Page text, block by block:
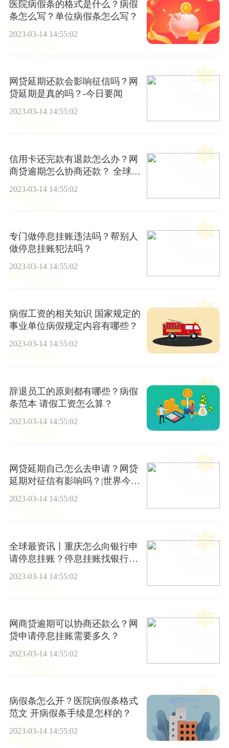
医院病假条的格式是什么？病假
条怎么写？单位病假条怎么写？
2023-03-14 14:55:02
网贷延期还款会影响征信吗？网
贷延期是真的吗？-今日要闻
2023-03-14 14:55:02
信用卡还完款有退款怎么办？网
商贷逾期怎么协商还款？ 全球短
2023-03-14 14:55:02
专门做停息挂账违法吗？帮别人
做停息挂账犯法吗？
2023-03-14 14:55:02
病假工资的相关知识 国家规定的
事业单位病假规定内容有哪些？
2023-03-14 14:55:02
辞退员工的原则都有哪些？病假
条范本 请假工资怎么算？
2023-03-14 14:55:02
网贷延期自己怎么去申请？网贷
延期对征信有影响吗？|世界今亮
点
2023-03-14 14:55:02
全球最资讯丨重庆怎么向银行申
请停息挂账？停息挂账找银行什
2023-03-14 14:55:02
网商贷逾期可以协商还款么？网
贷申请停息挂账需要多久？
2023-03-14 14:55:02
病假条怎么开？医院病假条格式
范文 开病假条手续是怎样的？
2023-03-14 14:55:02